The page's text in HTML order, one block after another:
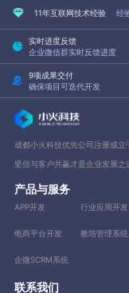
11年互联网技术经验 经
实时进度反馈
企业微信群实时反馈进度
9项成果交付
确保项目可迭代开发
成都小火科技优先公司注册成立
坚信与客户共赢才是企业发展之
产品与服务
APP开发 行业应用开发
电商平台开发 教培管理系统
企微SCRM系统
联系我们